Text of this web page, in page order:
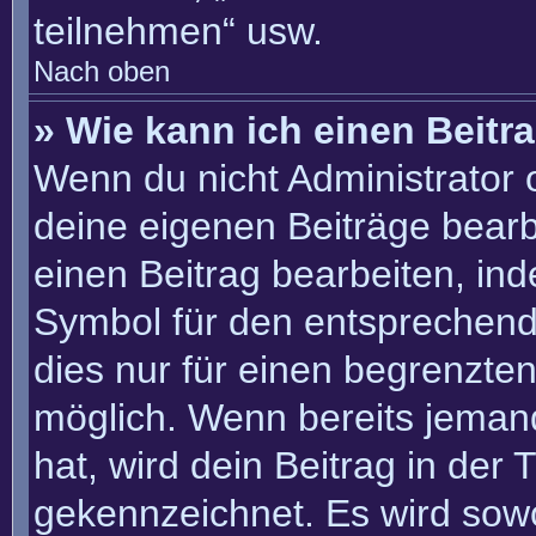
teilnehmen“ usw.
Nach oben
» Wie kann ich einen
Wenn du nicht
deine eigenen Beiträge
einen Beitrag bearbeiten,
Symbol für den
dies nur für einen
möglich. Wenn bereits
hat, wird dein Beitrag in der
gekennzeichnet. Es wird